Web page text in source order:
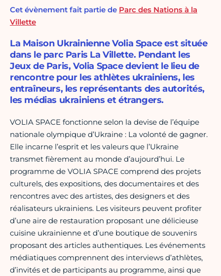
Cet évènement fait partie de Parc des Nations à la
Villette
La Maison Ukrainienne Volia Space est située
dans le parc Paris La Villette. Pendant les
Jeux de Paris, Volia Space devient le lieu de
rencontre pour les athlètes ukrainiens, les
entraîneurs, les représentants des autorités,
les médias ukrainiens et étrangers.
VOLIA SPACE fonctionne selon la devise de l’équipe
nationale olympique d’Ukraine : La volonté de gagner.
Elle incarne l’esprit et les valeurs que l’Ukraine
transmet fièrement au monde d’aujourd’hui. Le
programme de VOLIA SPACE comprend des projets
culturels, des expositions, des documentaires et des
rencontres avec des artistes, des designers et des
réalisateurs ukrainiens. Les visiteurs peuvent profiter
d’une aire de restauration proposant une délicieuse
cuisine ukrainienne et d’une boutique de souvenirs
proposant des articles authentiques. Les événements
médiatiques comprennent des interviews d’athlètes,
d’invités et de participants au programme, ainsi que